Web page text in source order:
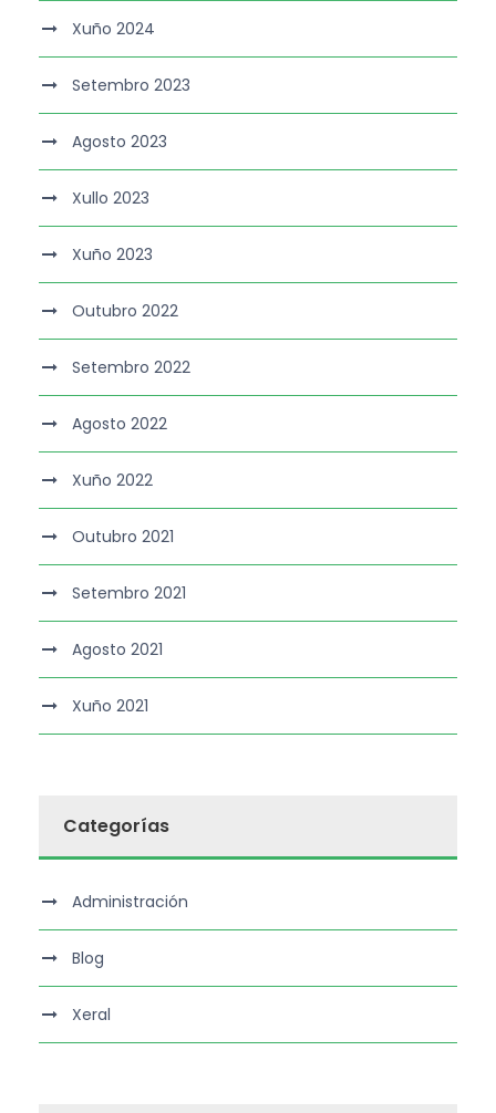
Xuño 2024
Setembro 2023
Agosto 2023
Xullo 2023
Xuño 2023
Outubro 2022
Setembro 2022
Agosto 2022
Xuño 2022
Outubro 2021
Setembro 2021
Agosto 2021
Xuño 2021
Categorías
Administración
Blog
Xeral